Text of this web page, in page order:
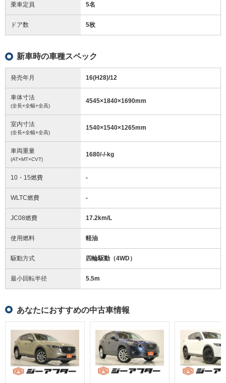
乗車定員 5名
ドア数 5枚
新車時の車種スペック
発売年月 16(H28)/12
車体寸法
(全長×全幅×全高)
4545×1840×1690mm
室内寸法
(全長×全幅×全高)
1540×1540×1265mm
車両重量
(AT×MT×CVT)
1680/-/-kg
10・15燃費 -
WLTC燃費 -
JC08燃費 17.2km/L
使用燃料 軽油
駆動方式 四輪駆動（4WD）
最小回転半径 5.5m
あなたにおすすめの中古車情報